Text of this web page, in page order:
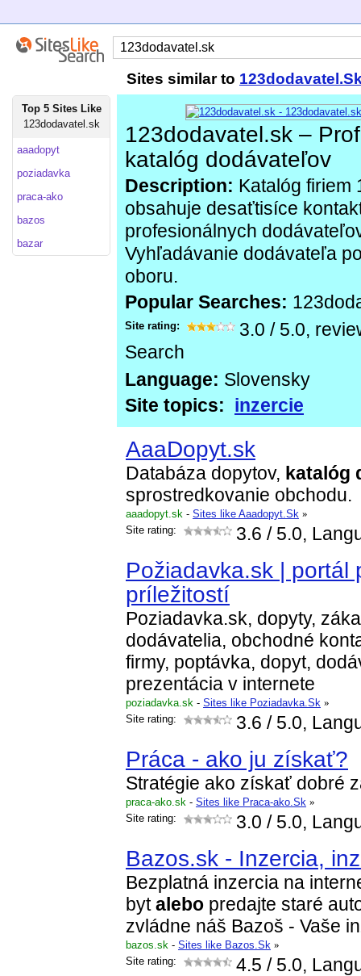
Sites similar to
Top 5 Sites Like
123dodavatel.sk
aaadopyt
poziadavka
praca-ako
bazos
bazar
123dodavatel.sk –
katalóg dodávateľov
Description: Katalóg firiem
obsahuje desaťtisíce
profesionálnych
Vyhľadávanie dodávateľa
oboru.
Popular Searches:
Site rating: 3.0 / 5.0,
Search
Language: Slovensky
Site topics: inzercie
AaaDopyt.sk
Databáza dopytov, katalóg
sprostredkovanie obchodu.
aaadopyt.sk - Sites like Aaadopyt.Sk »
Site rating:
3.6 / 5.0,
Požiadavka.sk | portál
príležitostí
Poziadavka.sk, dopyty,
dodávatelia, obchodné
firmy, poptávka, dopyt,
prezentácia v internete
poziadavka.sk - Sites like Poziadavka.Sk »
Site rating:
3.6 / 5.0,
Práca - ako ju získať?
Stratégie ako získať dobré
praca-ako.sk - Sites like Praca-ako.Sk »
Site rating:
3.0 / 5.0,
Bazos.sk - Inzercia,
Bezplatná inzercia na
byt alebo predajte staré
zvládne náš Bazoš - Vaše
bazos.sk - Sites like Bazos.Sk »
Site rating:
4.5 / 5.0,